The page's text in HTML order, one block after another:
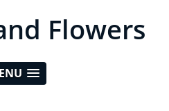
Flowers